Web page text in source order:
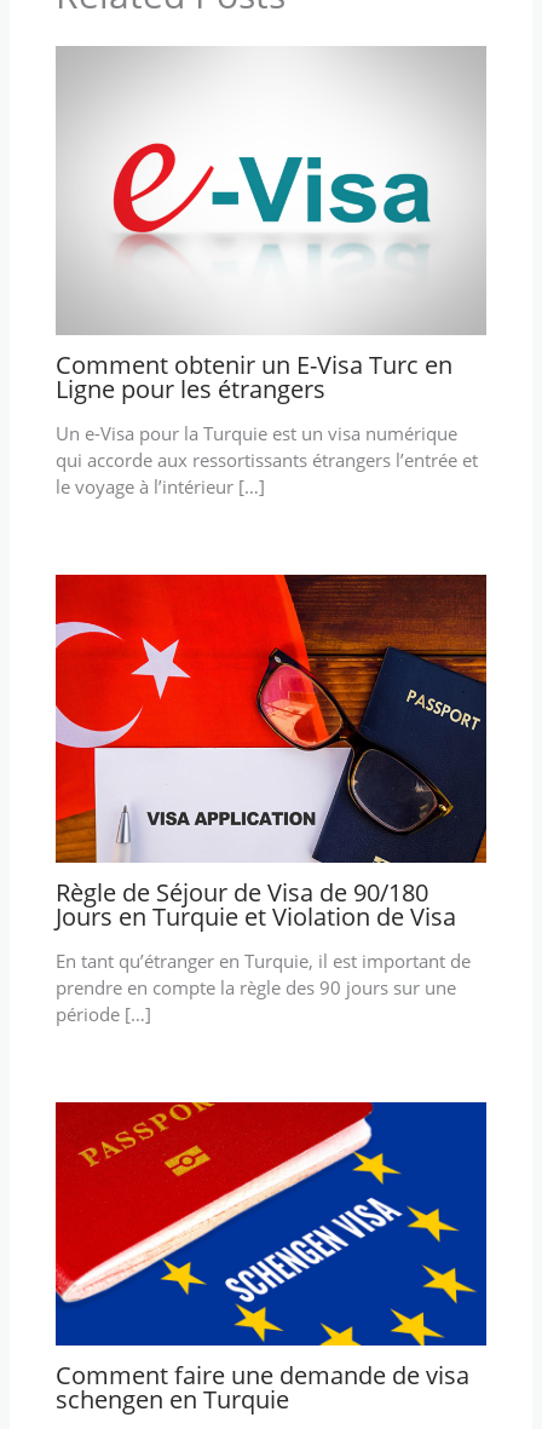
Comment obtenir un E-Visa Turc en
Ligne pour les étrangers
Un e-Visa pour la Turquie est un visa numérique
qui accorde aux ressortissants étrangers l’entrée et
le voyage à l’intérieur […]
Règle de Séjour de Visa de 90/180
Jours en Turquie et Violation de Visa
En tant qu’étranger en Turquie, il est important de
prendre en compte la règle des 90 jours sur une
période […]
Comment faire une demande de visa
schengen en Turquie